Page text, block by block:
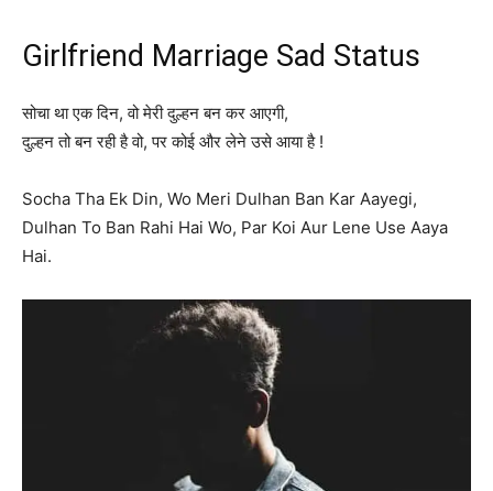
Girlfriend Marriage Sad Status
सोचा था एक दिन, वो मेरी दुल्हन बन कर आएगी,
दुल्हन तो बन रही है वो, पर कोई और लेने उसे आया है !
Socha Tha Ek Din, Wo Meri Dulhan Ban Kar Aayegi,
Dulhan To Ban Rahi Hai Wo, Par Koi Aur Lene Use Aaya
Hai.